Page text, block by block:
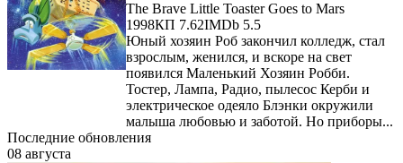
The Brave Little Toaster Goes to Mars
1998КП 7.62IMDb 5.5
Юный хозяин Роб закончил колледж, стал
взрослым, женился, и вскоре на свет
появился Маленький Хозяин Робби.
Тостер, Лампа, Радио, пылесос Керби и
электрическое одеяло Блэнки окружили
малыша любовью и заботой. Но приборы...
Последние обновления
08 августа